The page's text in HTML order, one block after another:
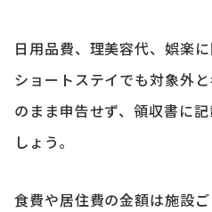
日用品費、理美容代、娯楽
ショートステイでも対象外
のまま申告せず、領収書に
しょう。
食費や居住費の金額は施設